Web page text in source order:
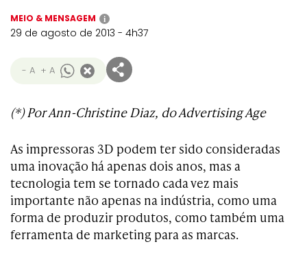
MEIO & MENSAGEM i
29 de agosto de 2013 - 4h37
- A + A
(*) Por Ann-Christine Diaz, do Advertising Age
As impressoras 3D podem ter sido consideradas
uma inovação há apenas dois anos, mas a
tecnologia tem se tornado cada vez mais
importante não apenas na indústria, como uma
forma de produzir produtos, como também uma
ferramenta de marketing para as marcas.